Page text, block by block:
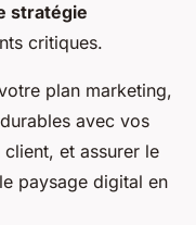
stratégie
critiques.
plan marketing,
avec vos
et assurer le
paysage digital en